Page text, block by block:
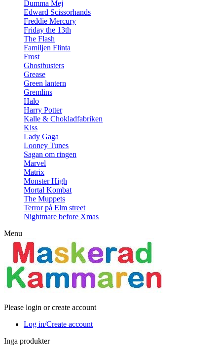
Dumma Mej
Edward Scissorhands
Freddie Mercury
Friday the 13th
The Flash
Familjen Flinta
Frost
Ghostbusters
Grease
Green lantern
Gremlins
Halo
Harry Potter
Kalle & Chokladfabriken
Kiss
Lady Gaga
Looney Tunes
Sagan om ringen
Marvel
Matrix
Monster High
Mortal Kombat
The Muppets
Terror på Elm street
Nightmare before Xmas
Menu
Please login or create account
Log in/Create account
Inga produkter